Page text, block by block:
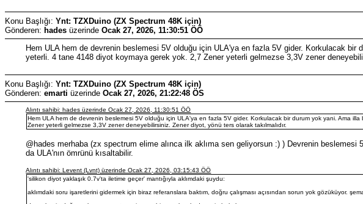
Konu Başlığı: Ynt: TZXDuino (ZX Spectrum 48K için)
Gönderen: hades üzerinde Ocak 27, 2026, 11:30:51 ÖÖ
Hem ULA hem de devrenin beslemesi 5V olduğu için ULA'ya en fazla 5V gider. Korkulacak
yeterli. 4 tane 4148 diyot koymaya gerek yok. 2,7 Zener yeterli gelmezse 3,3V zener
Konu Başlığı: Ynt: TZXDuino (ZX Spectrum 48K için)
Gönderen: emarti üzerinde Ocak 27, 2026, 21:22:48 ÖS
Alıntı sahibi: hades üzerinde Ocak 27, 2026, 11:30:51 ÖÖ
Hem ULA hem de devrenin beslemesi 5V olduğu için ULA'ya en fazla 5V gider. Korkulacak bir durum yok yani. Ama
Zener yeterli gelmezse 3,3V zener deneyebilirsiniz. Zener diyot, yönü ters olarak takılmalıdır.
@hades merhaba (zx spectrum elime alınca ilk aklıma sen geliyorsun :) ) Devrenin
da ULA'nın ömrünü kısaltabilir.
Alıntı sahibi: Levent (Lvnt) üzerinde Ocak 27, 2026, 03:15:43 ÖÖ
'silikon diyot yaklaşık 0.7v'ta iletime geçer' mantığıyla aklımdaki şuydu:
aklımdaki soru işaretlerini gidermek için biraz referanslara baktım, doğru çalışması açısından sorun yok gözüküyor.